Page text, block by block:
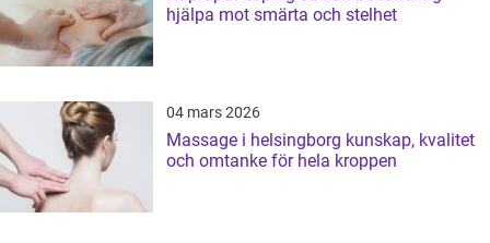
hjälpa mot smärta och stelhet
04 mars 2026
Massage i helsingborg kunskap, kvalitet
och omtanke för hela kroppen